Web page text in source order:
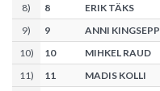
8) 8
ERIK TÄKS
9) 9
ANNI KINGSEPP
10) 10
MIHKEL RAUD
11) 11
MADIS KOLLI